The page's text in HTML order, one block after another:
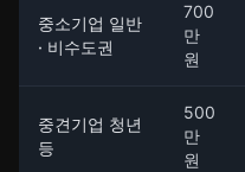
중소기업 일반
· 비수도권
700
만
원
중견기업 청년
등
500
만
원